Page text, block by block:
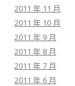
2011 年 11 月
2011 年 10 月
2011 年 9 月
2011 年 8 月
2011 年 7 月
2011 年 6 月